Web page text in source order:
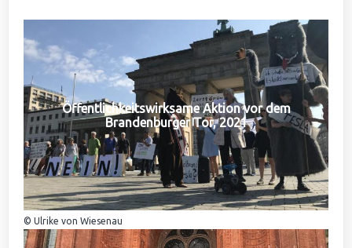
Öffentlichkeitswirksame Aktion vor dem
Brandenburger Tor, 2021
© Ulrike von Wiesenau